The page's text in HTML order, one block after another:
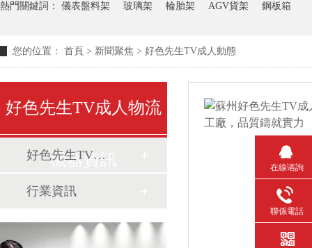
熱門關鍵詞： 儀表盤料架 玻璃架 輪胎架 AGV貨架 鋼板箱
您的位置： 首頁 > 新聞聚焦 > 好色先生TV成人動態
好色先生TV成人物流
機器資訊
好色先生TV成人動態
行業資訊
在線谘詢
聯係電話